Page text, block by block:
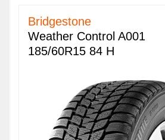
Bridgestone
Weather Control A001
185/60R15 84 H